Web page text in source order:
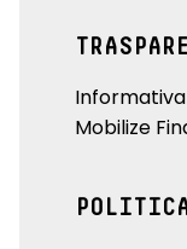
Mobilize